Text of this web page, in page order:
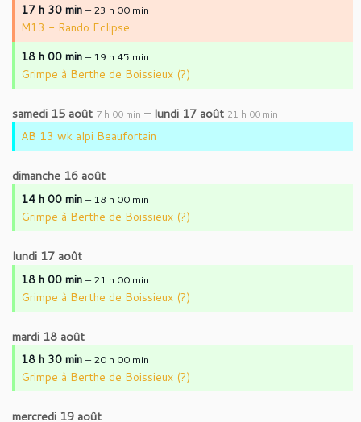
17 h 30 min – 23 h 00 min
M13 - Rando Eclipse
18 h 00 min – 19 h 45 min
Grimpe à Berthe de Boissieux (?)
samedi 15 août 7 h 00 min –lundi 17 août 21 h 00 min
AB 13 wk alpi Beaufortain
dimanche 16 août
14 h 00 min – 18 h 00 min
Grimpe à Berthe de Boissieux (?)
lundi 17 août
18 h 00 min – 21 h 00 min
Grimpe à Berthe de Boissieux (?)
mardi 18 août
18 h 30 min – 20 h 00 min
Grimpe à Berthe de Boissieux (?)
mercredi 19 août